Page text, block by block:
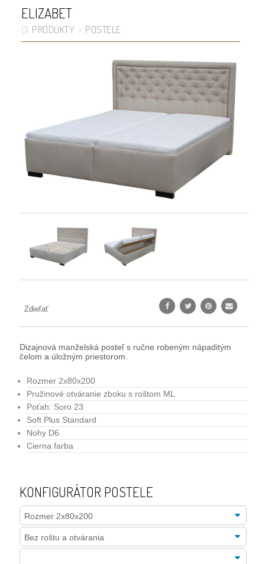
ELIZABET
01 PRODUKTY > POSTELE
Zdieľať
Dizajnová manželská posteľ s ručne robeným nápaditým
čelom a úložným priestorom.
Rozmer 2x80x200
Pružinové otváranie zboku s roštom ML
Poťah: Soro 23
Soft Plus Standard
Nohy D6
Cierna farba
KONFIGURÁTOR POSTELE